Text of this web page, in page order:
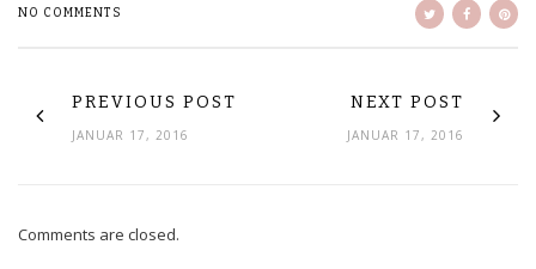
NO COMMENTS
PREVIOUS POST
JANUAR 17, 2016
NEXT POST
JANUAR 17, 2016
Comments are closed.